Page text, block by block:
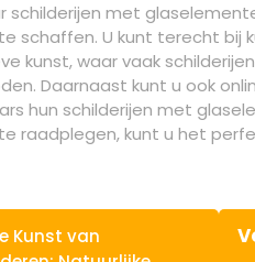
schilderijen met
schaffen. U kunt terecht bij
kunst, waar vaak
Daarnaast kunt u ook
hun schilderijen met
raadplegen, kunt u het
Kunst van